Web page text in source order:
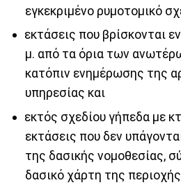
εγκεκριμένο ρυμοτομικό
εκτάσεις που βρίσκονται
μ. από τα όρια των
κατόπιν ενημέρωσης της
υπηρεσίας και
εκτός σχεδίου γήπεδα με
εκτάσεις που δεν
της δασικής νομοθεσίας,
δασικό χάρτη της